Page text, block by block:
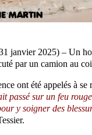
janvier 2025) – Un
par un camion au
ont été appelés à
passé sur un feu
y soigner des